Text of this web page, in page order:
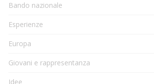
Bando nazionale
Esperienze
Europa
Giovani e rappresentanza
Idee